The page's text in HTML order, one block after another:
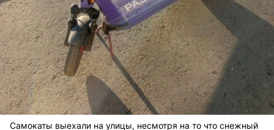
Самокаты выехали на улицы, несмотря на то что снежный